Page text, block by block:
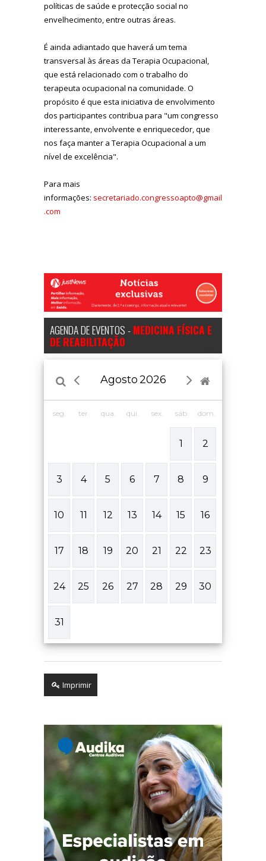
políticas de saúde e protecção social no
envelhecimento, entre outras áreas.
É ainda adiantado que haverá um tema
transversal às áreas da Terapia Ocupacional,
que está relacionado com o trabalho do
terapeuta ocupacional na comunidade. O
propósito é que esta iniciativa de envolvimento
dos participantes contribua para "um congresso
interessante, envolvente e enriquecedor, que
nos faça manter a Terapia Ocupacional a um
nível de excelência".
Para mais
informações: secretariado.congressoapto@gmail
.com
AGENDA DE EVENTOS -MEDICINA FÍSICA E
DE REABILITAÇÃO
Agosto2026
seg. ter. qua. qui. sex. sáb. dom.
1 2
3 4 5 6 7 8 9
10 11 12 13 14 15 16
17 18 19 20 21 22 23
24 25 26 27 28 29 30
31
Imprimir